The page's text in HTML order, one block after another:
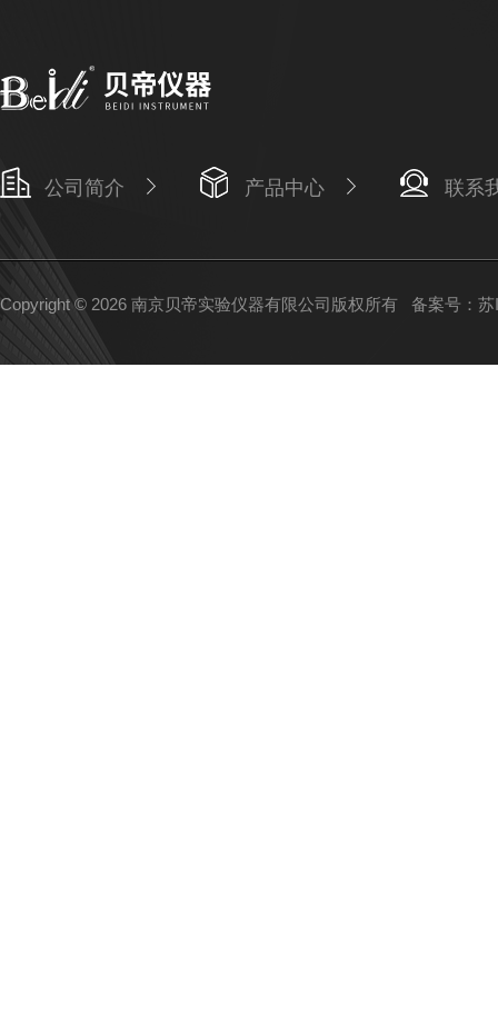
公司简介 产品中心 联系
Copyright © 2026 南京贝帝实验仪器有限公司版权所有 备案号：